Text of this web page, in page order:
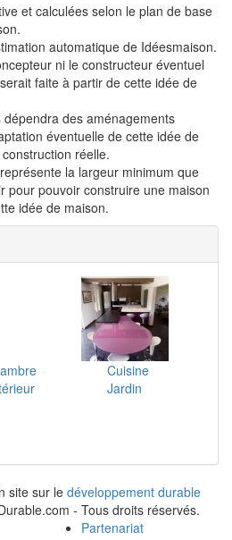
et calculées selon le plan de base
automatique de Idéesmaison.
ni le constructeur éventuel
faite à partir de cette idée de
des aménagements
éventuelle de cette idée de
réelle.
la largeur minimum que
pour pouvoir construire une maison
idée de maison.
Cuisine
Jardin
site sur le développement durable
- Tous droits réservés.
Partenariat